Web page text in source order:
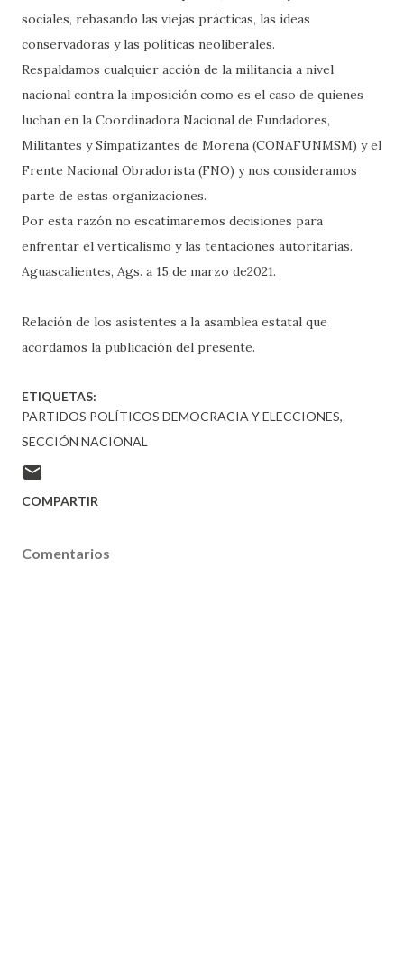
sociales, rebasando las viejas prácticas, las ideas
conservadoras y las políticas neoliberales.
Respaldamos cualquier acción de la militancia a nivel
nacional contra la imposición como es el caso de quienes
luchan en la Coordinadora Nacional de Fundadores,
Militantes y Simpatizantes de Morena (CONAFUNMSM) y el
Frente Nacional Obradorista (FNO) y nos consideramos
parte de estas organizaciones.
Por esta razón no escatimaremos decisiones para
enfrentar el verticalismo y las tentaciones autoritarias.
Aguascalientes, Ags. a 15 de marzo de2021.
Relación de los asistentes a la asamblea estatal que
acordamos la publicación del presente.
ETIQUETAS:
PARTIDOS POLÍTICOS DEMOCRACIA Y ELECCIONES
SECCIÓN NACIONAL
COMPARTIR
Comentarios